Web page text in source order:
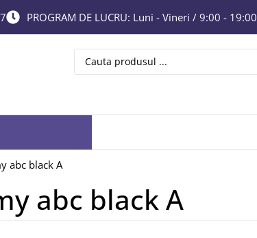
PROGRAM DE LUCRU: Luni - Vineri / 9:00 - 19:00
abc black A
abc black A